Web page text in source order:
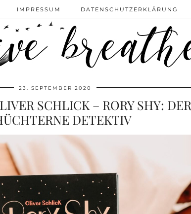
IMPRESSUM DATENSCHUTZERKLÄRUNG
23. SEPTEMBER 2020
SCHLICK – RORY SHY: DER
DETEKTIV